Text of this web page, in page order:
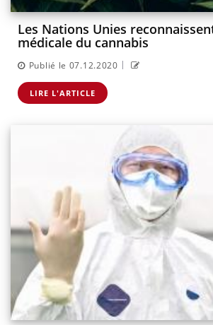
Les Nations Unies
médicale du cannabis
Publié le 07.12.2020 |
LIRE L'ARTICLE